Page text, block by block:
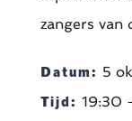
zangers van
Datum: 5
Tijd: 19:30